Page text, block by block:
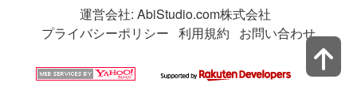
運営会社: AbiStudio.com株式会社
プライバシーポリシー 利用規約 お問い合わせ